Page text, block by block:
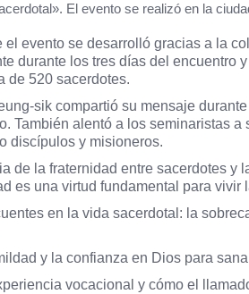
El evento se realizó en la
el evento se desarrolló gracias a la
durante los tres días del encuentro
de 520 sacerdotes.
sik compartió su mensaje
También alentó a los seminaristas
discípulos y misioneros.
de la fraternidad entre sacerdotes
es una virtud fundamental para vivir
en la vida sacerdotal: la
y la confianza en Dios para
vocacional y cómo el